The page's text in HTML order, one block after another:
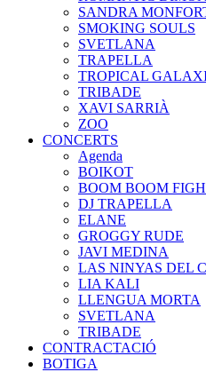
SANDRA
SMOKING SOULS
SVETLANA
TRAPELLA
TROPICAL
TRIBADE
XAVI SARRIÀ
ZOO
CONCERTS
Agenda
BOIKOT
BOOM BOOM
DJ TRAPELLA
ELANE
GROGGY RUDE
JAVI MEDINA
LAS NINYAS DEL
LIA KALI
LLENGUA MORTA
SVETLANA
TRIBADE
CONTRACTACIÓ
BOTIGA